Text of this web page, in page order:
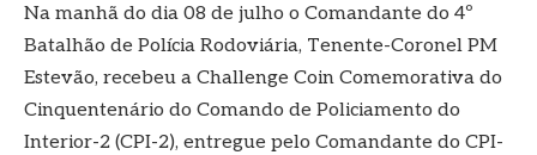
Na manhã do dia 08 de julho o Comandante do 4º
Batalhão de Polícia Rodoviária, Tenente-Coronel PM
Estevão, recebeu a Challenge Coin Comemorativa do
Cinquentenário do Comando de Policiamento do
Interior-2 (CPI-2), entregue pelo Comandante do CPI-